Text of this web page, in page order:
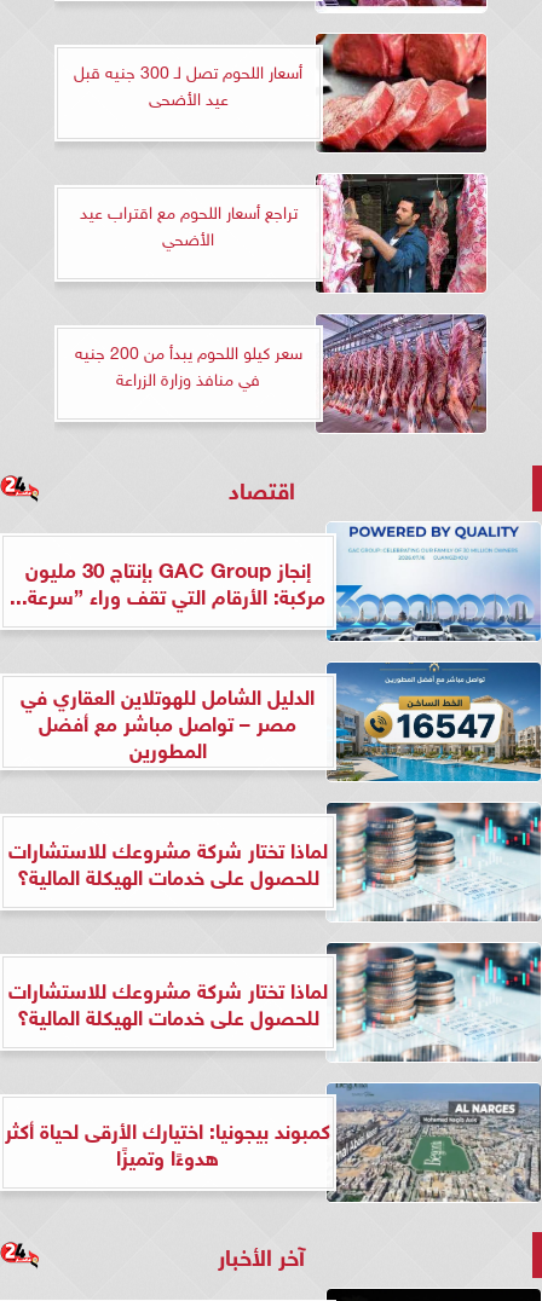
أسعار اللحوم تصل لـ 300 جنيه قبل
عيد الأضحى
تراجع أسعار اللحوم مع اقتراب عيد
الأضحي
سعر كيلو اللحوم يبدأ من 200 جنيه
في منافذ وزارة الزراعة
اقتصاد
إنجاز GAC Group بإنتاج 30 مليون
مركبة: الأرقام التي تقف وراء ”سرعة...
الدليل الشامل للهوتلاين العقاري في
مصر – تواصل مباشر مع أفضل
المطورين
لماذا تختار شركة مشروعك للاستشارات
للحصول على خدمات الهيكلة المالية؟
لماذا تختار شركة مشروعك للاستشارات
للحصول على خدمات الهيكلة المالية؟
كمبوند بيجونيا: اختيارك الأرقى لحياة أكثر
هدوءًا وتميزًا
آخر الأخبار